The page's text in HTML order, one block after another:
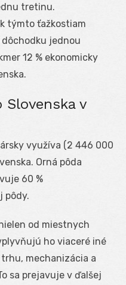
tretinu.
týmto ťažkostiam
jednou
12 % ekonomicky
Slovenska v
využíva (2 446 000
Orná pôda
60 %
pôdy.
od miestnych
ho viaceré iné
mechanizácia a
sa prejavuje v ďalšej